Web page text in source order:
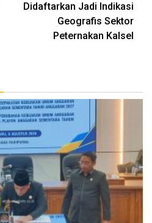
Didaftarkan Jadi Indikasi
Geografis Sektor
Peternakan Kalsel